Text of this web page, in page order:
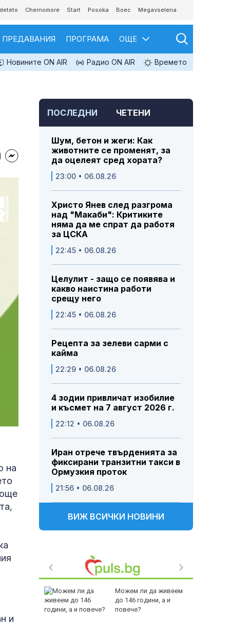
Chernomore Start Posoka Boec Megavselena
ПРЕДАВАНИЯ ПРОГРАМА ОЩЕ
Новините ON AIR Радио ON AIR Времето
на
и
ПОСЛЕДНИ ЧЕТЕНИ
Шум, бетон и жеги: Как
животните се променят, за
да оцелеят сред хората?
23:00 • 06.08.26
Христо Янев след разгрома
над "Макаби": Критиките
няма да ме спрат да работя
за ЦСКА
22:45 • 06.08.26
Целулит - защо се появява и
какво наистина работи
срещу него
22:45 • 06.08.26
Рецепта за зелеви сарми с
кайма
22:29 • 06.08.26
4 зодии привличат изобилие
и късмет на 7 август 2026 г.
22:12 • 06.08.26
Иран отрече твърденията за
фиксирани транзитни такси в
Ормузкия проток
21:56 • 06.08.26
ВИЖ ВСИЧКИ НОВИНИ
16+)
Можем ли да живеем
до 146 години, а и
повече?